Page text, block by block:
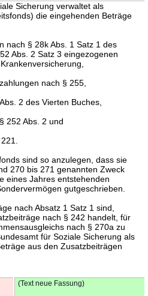
Sicherung verwaltet als
die eingehenden Beträge
nach § 28k Abs. 1 Satz 1 des
Abs. 2 Satz 3 eingezogenen
nach § 255,
2 des Vierten Buches,
252 Abs. 2 und
sind so anzulegen, dass sie
270 bis 271 genannten Zweck
eines Jahres entstehenden
gutgeschrieben.
nach Absatz 1 Satz 1 sind,
nach § 242 handelt, für
nach § 270a zu
für Soziale Sicherung als
aus den Zusatzbeiträgen
(Text neue Fassung)